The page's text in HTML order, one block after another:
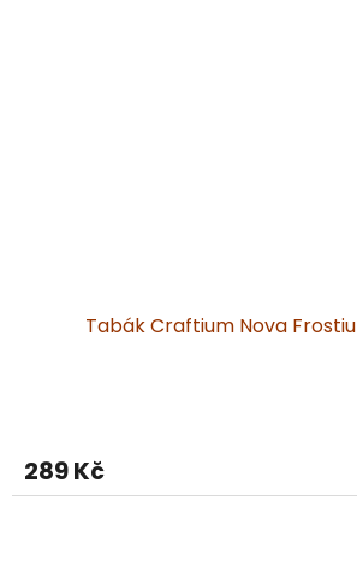
Tabák Craftium Nova
289 Kč